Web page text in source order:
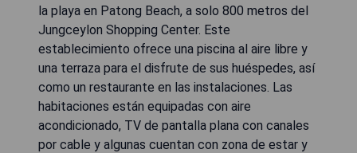
la playa en Patong Beach, a solo 800 metros del
Jungceylon Shopping Center. Este
establecimiento ofrece una piscina al aire libre y
una terraza para el disfrute de sus huéspedes, así
como un restaurante en las instalaciones. Las
habitaciones están equipadas con aire
acondicionado, TV de pantalla plana con canales
por cable y algunas cuentan con zona de estar y